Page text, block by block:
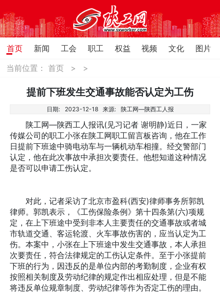
首页 新闻 工会 职工 权益 视频 文化
图片
当前位置：首页 > >
提前下班发生交通事故能否认定为工伤
日期: 2023-12-18 来源: 陕工网—陕西工人报
陕工网—陕西工人报讯(见习记者 谢明静)近日，一家
传媒公司的职工小张在陕工网职工留言板咨询，他在工作
日提前下班途中骑电动车与一辆机动车相撞。经交警部门
认定，他在此次事故中承担次要责任。他想知道这种情况
是否可以申请工伤认定。
对此，记者采访了北京市盈科(西安)律师事务所郭凯
律师。郭凯表示，《工伤保险条例》第十四条第(六)项规
定，在上下班途中受到非本人主要责任的交通事故或者城
市轨道交通、客运轮渡、火车事故伤害的，应当认定为工
伤。本案中，小张在上下班途中发生交通事故，本人承担
次要责任，符合法律规定的工伤认定条件。至于小张提前
下班的行为，因违反的是单位内部的考勤制度，企业有权
按照相关制度及劳动纪律的规定作出相应处理，但是不能
将违反单位规章制度、劳动纪律等作为否定工伤的理由。